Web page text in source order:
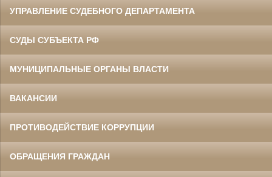
УПРАВЛЕНИЕ СУДЕБНОГО ДЕПАРТАМЕНТА
СУДЫ СУБЪЕКТА РФ
МУНИЦИПАЛЬНЫЕ ОРГАНЫ ВЛАСТИ
ВАКАНСИИ
ПРОТИВОДЕЙСТВИЕ КОРРУПЦИИ
ОБРАЩЕНИЯ ГРАЖДАН